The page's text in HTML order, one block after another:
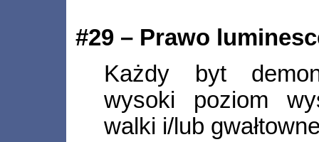
#29 – Prawo
Każdy byt
wysoki poziom
walki i/lub